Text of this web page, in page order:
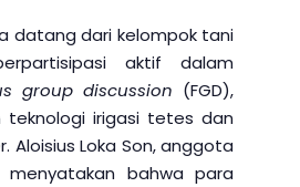
datang dari kelompok tani
aktif dalam
group discussion (FGD),
teknologi irigasi tetes dan
Aloisius Loka Son, anggota
menyatakan bahwa para